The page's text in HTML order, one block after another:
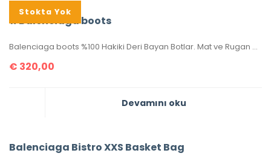
Stokta Yok
#Balenciaga boots
Balenciaga boots %100 Hakiki Deri Bayan Botlar. Mat ve Rugan deri olarak iki çeşittir. 35-36-37-38-39-40-41-42 numaralar mevcuttur. Rahat ve tam kalıptır. Kutulu, toz torbalı, sertifikalıdır.
€ 320,00
Devamını oku
Balenciaga Bistro XXS Basket Bag